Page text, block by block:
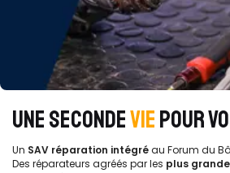
UNE SECONDEVIEPOUR
Un SAV réparation intégréau Forum du
Des réparateurs agréés par les plus